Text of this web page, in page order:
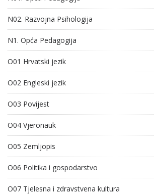
N02. Razvojna Psihologija
N1. Opća Pedagogija
O01 Hrvatski jezik
O02 Engleski jezik
O03 Povijest
O04 Vjeronauk
O05 Zemljopis
O06 Politika i gospodarstvo
O07 Tjelesna i zdravstvena kultura